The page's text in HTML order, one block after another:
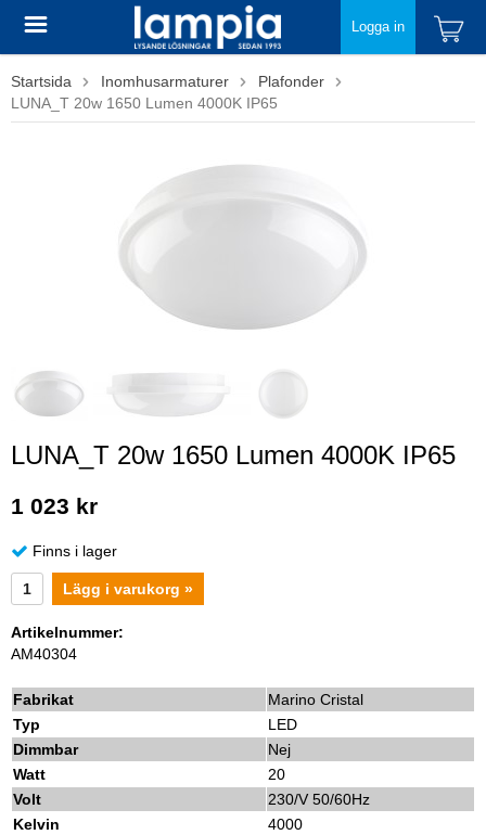
Logga in
Startsida Inomhusarmaturer
Plafonder
LUNA_T 20w 1650 Lumen 4000K IP65
LUNA_T 20w 1650 Lumen 4000K IP65
1 023 kr
Finns i lager
Lägg i varukorg »
Artikelnummer:
AM40304
Fabrikat
Marino Cristal
Typ
LED
Dimmbar
Nej
Watt
20
Volt
230/V 50/60Hz
Kelvin
4000